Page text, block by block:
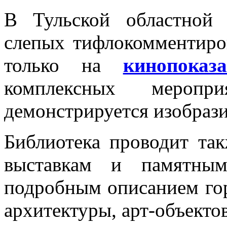
В Тульской областной
слепых
только на
комплексных
демонстрируется
Библиотека проводит
выставкам и
подробным описанием
архитектуры, арт-